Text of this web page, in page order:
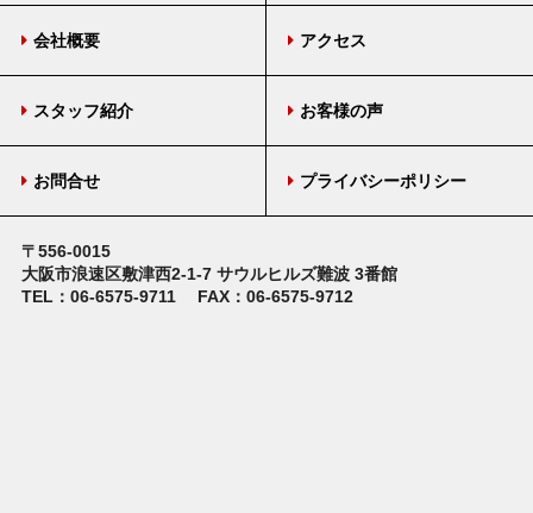
会社概要 アクセス
スタッフ紹介 お客様の声
お問合せ プライバシーポリシー
〒556-0015
大阪市浪速区敷津西2-1-7サウルヒルズ難波 3番館
TEL：06-6575-9711
FAX：06-6575-9712